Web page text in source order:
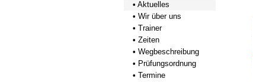
• Aktuelles
• Wir über uns
• Trainer
• Zeiten
• Wegbeschreibung
• Prüfungsordnung
• Termine